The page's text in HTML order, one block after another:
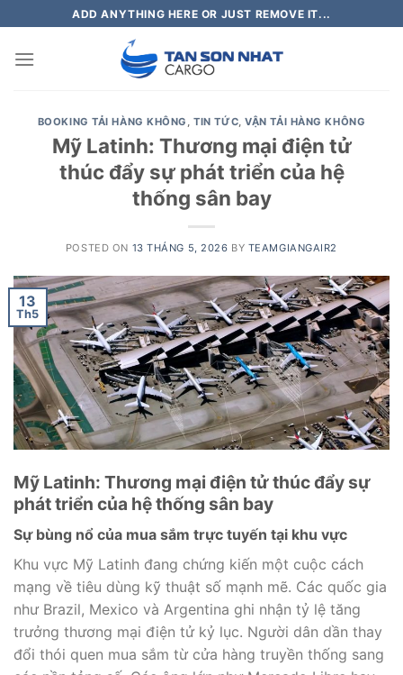
to
content
ADD ANYTHING HERE OR JUST REMOVE IT...
BOOKING TẢI HÀNG KHÔNG ,TIN TỨC,VẬN TẢI HÀNG KHÔNG
Mỹ Latinh: Thương mại điện tử
thúc đẩy sự phát triển của hệ
thống sân bay
POSTED ON 13 THÁNG 5, 2026 BY TEAMGIANGAIR2
13
Th5
Mỹ Latinh: Thương mại điện tử thúc đẩy sự
phát triển của hệ thống sân bay
Sự bùng nổ của mua sắm trực tuyến tại khu vực
Khu vực Mỹ Latinh đang chứng kiến một cuộc cách
mạng về tiêu dùng kỹ thuật số mạnh mẽ. Các quốc gia
như Brazil, Mexico và Argentina ghi nhận tỷ lệ tăng
trưởng thương mại điện tử kỷ lục. Người dân dần thay
đổi thói quen mua sắm từ cửa hàng truyền thống sang